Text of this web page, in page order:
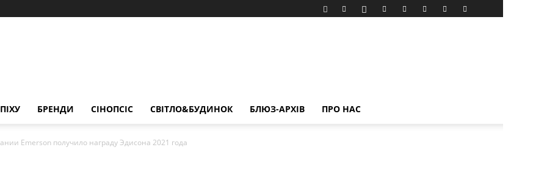
БРЕНДИ СІНОПСІС СВІТЛО&БУДИНОК БЛЮЗ-АРХІВ ПРО НАС
Emerson получило награду Эдисона 2021 года